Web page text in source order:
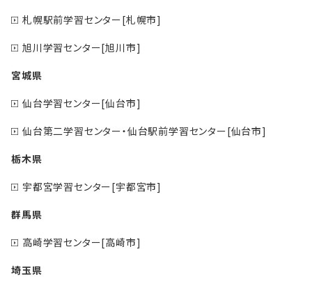
札幌駅前学習センター[札幌市]
旭川学習センター[旭川市]
宮城県
仙台学習センター[仙台市]
仙台第二学習センター・仙台駅前学習センター[仙台市]
栃木県
宇都宮学習センター[宇都宮市]
群馬県
高崎学習センター[高崎市]
埼玉県